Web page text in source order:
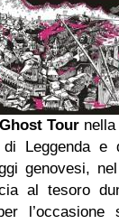
Tour
di Leggenda
genovesi,
al tesoro
l’occasione